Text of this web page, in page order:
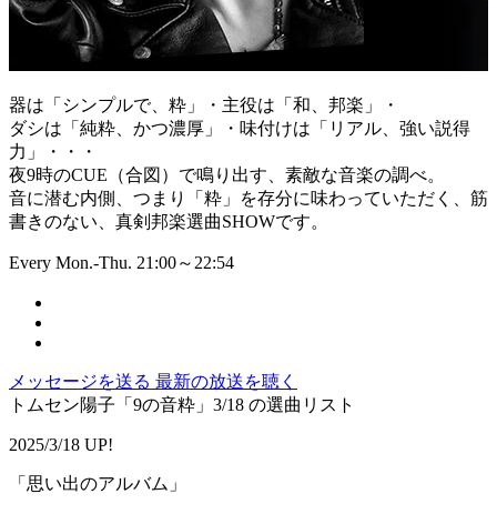
器は「シンプルで、粋」・主役は「和、邦楽」・
ダシは「純粋、かつ濃厚」・味付けは「リアル、強い説得
力」・・・
夜9時のCUE（合図）で鳴り出す、素敵な音楽の調べ。
音に潜む内側、つまり「粋」を存分に味わっていただく、筋
書きのない、真剣邦楽選曲SHOWです。
Every Mon.-Thu. 21:00～22:54
メッセージを送る 最新の放送を聴く
トムセン陽子「9の音粋」3/18 の選曲リスト
2025/3/18 UP!
「思い出のアルバム」